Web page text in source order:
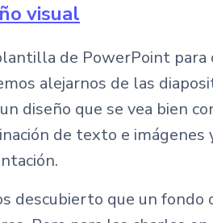
visual
de PowerPoint para
alejarnos de las
diseño que se vea bien
de texto e imágenes
descubierto que un fondo